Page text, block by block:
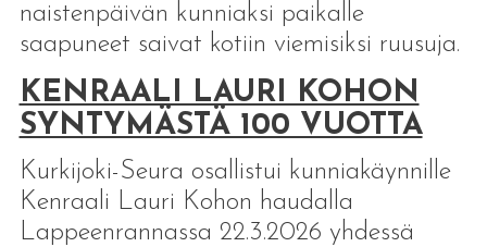
naistenpäivän kunniaksi paikalle
saapuneet saivat kotiin viemisiksi ruusuja.
KENRAALI LAURI KOHON
SYNTYMÄSTÄ 100 VUOTTA
Kurkijoki-Seura osallistui kunniakäynnille
Kenraali Lauri Kohon haudalla
Lappeenrannassa 22.3.2026 yhdessä